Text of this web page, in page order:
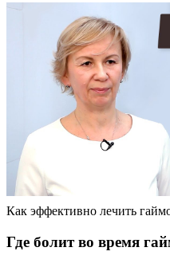
Как эффективно лечить
Где болит во время